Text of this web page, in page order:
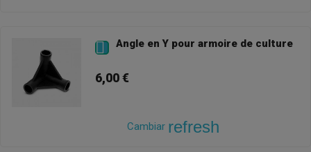
 Angle en Y pour armoire de culture
6,00 €
Cambiar refresh